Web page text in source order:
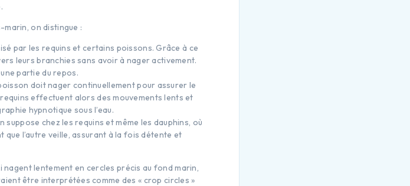
on distingue :
par les requins et certains poissons. Grâce à ce
leurs branchies sans avoir à nager activement.
partie du repos.
doit nager continuellement pour assurer le
effectuent alors des mouvements lents et
hypnotique sous l’eau.
suppose chez les requins et même les dauphins, où
que l’autre veille, assurant à la fois détente et
nagent lentement en cercles précis au fond marin,
être interprétées comme des « crop circles »